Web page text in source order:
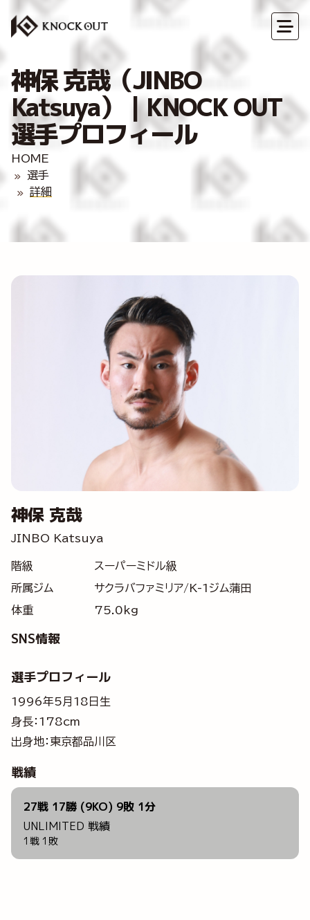
神保 克哉（JINBO
Katsuya）｜KNOCK OUT
選手プロフィール
HOME
選手
詳細
神保 克哉
JINBO Katsuya
階級
スーパーミドル級
所属ジム
サクラバファミリア/K-1ジム蒲田
体重
75.0kg
SNS情報
選手プロフィール
1996年5月18日生
身長：178cm
出身地：東京都品川区
戦績
27戦 17勝 (9KO) 9敗 1分
UNLIMITED 戦績
1戦 1敗